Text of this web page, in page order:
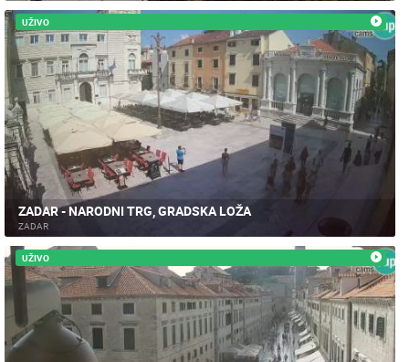
UŽIVO
ZADAR - NARODNI TRG, GRADSKA LOŽA
ZADAR
UŽIVO